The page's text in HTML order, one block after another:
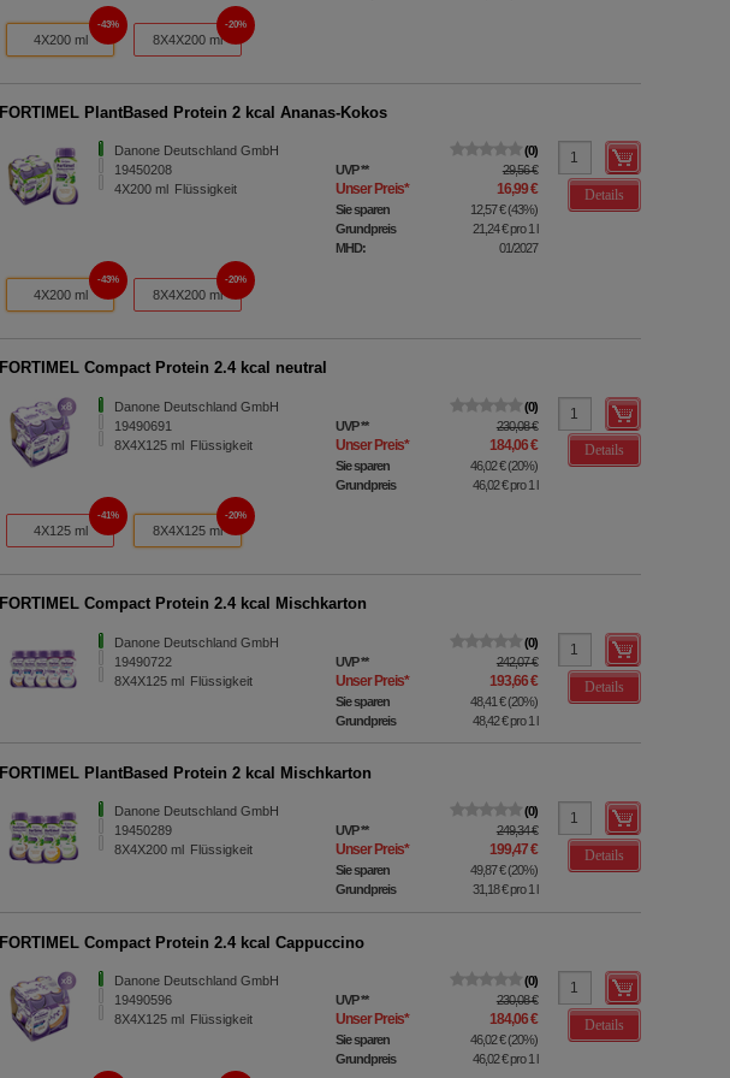
4X200 ml
43%
8X4X200 ml
20%
FORTIMEL PlantBased Protein 2 kcal Ananas-Kokos
Danone Deutschland GmbH
19450208
4X200 ml Flüssigkeit
0
UVP** 29,56 €
Unser Preis* 16,99 €
Sie sparen 12,57 €(43%)
Grundpreis
21,24 €pro 1 l
MHD:
01/2027
Details
4X200 ml
43%
8X4X200 ml
20%
FORTIMEL Compact Protein 2.4 kcal neutral
Danone Deutschland GmbH
19490691
8X4X125 ml Flüssigkeit
0
UVP** 230,08 €
Unser Preis* 184,06 €
Sie sparen 46,02 €(20%)
Grundpreis
46,02 €pro 1 l
Details
4X125 ml
41%
8X4X125 ml
20%
FORTIMEL Compact Protein 2.4 kcal Mischkarton
Danone Deutschland GmbH
19490722
8X4X125 ml Flüssigkeit
0
UVP** 242,07 €
Unser Preis* 193,66 €
Sie sparen 48,41 €(20%)
Grundpreis
48,42 €pro 1 l
Details
FORTIMEL PlantBased Protein 2 kcal Mischkarton
Danone Deutschland GmbH
19450289
8X4X200 ml Flüssigkeit
0
UVP** 249,34 €
Unser Preis* 199,47 €
Sie sparen 49,87 €(20%)
Grundpreis
31,18 €pro 1 l
Details
FORTIMEL Compact Protein 2.4 kcal Cappuccino
Danone Deutschland GmbH
19490596
8X4X125 ml Flüssigkeit
0
UVP** 230,08 €
Unser Preis* 184,06 €
Sie sparen 46,02 €(20%)
Grundpreis
46,02 €pro 1 l
Details